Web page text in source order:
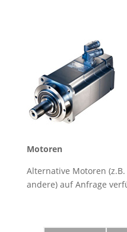
Motoren
Alternative Motoren
andere) auf Anfrage